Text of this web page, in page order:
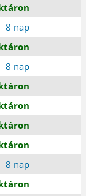
8 nap
8 nap
8 nap